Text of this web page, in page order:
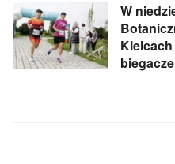
W
biegacze